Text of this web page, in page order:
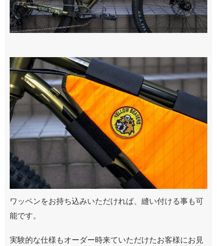
ワッペンをお持ち込みいただければ、縫い付ける事も可
能です。
実験的な仕様もオーダー時来ていただけたお客様にお見